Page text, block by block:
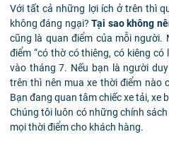
Với tất cả những lợi ích ở trên thì
không đáng ngại?Tại sao không
cũng là quan điểm của mỗi người.
điểm “có thờ có thiêng, có kiêng
vào tháng 7. Nếu bạn là người
trên thì nên mua xe thời điểm nào
Bạn đang quan tâm chiếc xe tải, xe
Chúng tôi luôn có những chính
mọi thời điểm cho khách hàng.